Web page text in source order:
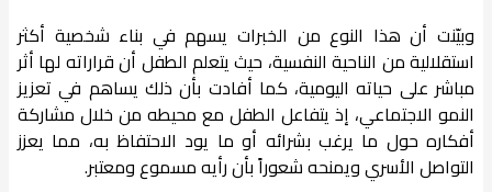
وبيّنت أن هذا النوع من الخبرات يسهم في بناء شخصية أكثر
استقلالية من الناحية النفسية، حيث يتعلم الطفل أن قراراته لها أثر
مباشر على حياته اليومية، كما أفادت بأن ذلك يساهم في تعزيز
النمو الاجتماعي، إذ يتفاعل الطفل مع محيطه من خلال مشاركة
أفكاره حول ما يرغب بشرائه أو ما يود الاحتفاظ به، مما يعزز
التواصل الأسري ويمنحه شعوراً بأن رأيه مسموع ومعتبر.